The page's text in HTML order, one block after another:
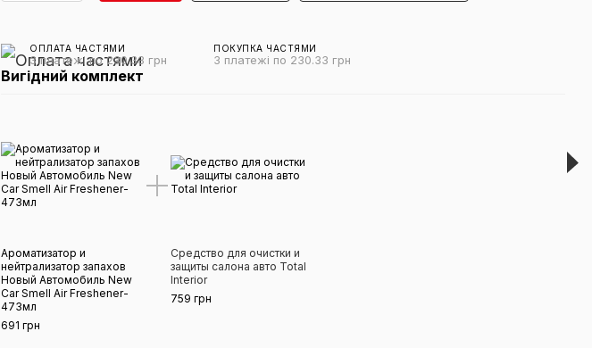
ОПЛАТА ЧАСТЯМИ
3 платежі по 230.33 грн
ПОКУПКА ЧАСТЯМИ
3 платежі по 230.33 грн
Вигідний комплект
Ароматизатор и
нейтрализатор запахов
Новый Автомобиль New
Car Smell Air Freshener-
473мл
691 грн
Средство для очистки и
защиты салона авто Total
Interior
759 грн